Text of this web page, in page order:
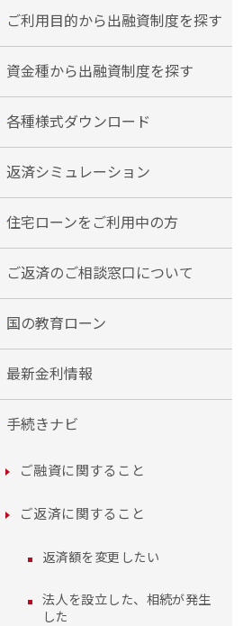
ご利用目的から出融資制度を探す
資金種から出融資制度を探す
各種様式ダウンロード
返済シミュレーション
住宅ローンをご利用中の方
ご返済のご相談窓口について
国の教育ローン
最新金利情報
手続きナビ
ご融資に関すること
ご返済に関すること
返済額を変更したい
法人を設立した、相続が発生
した